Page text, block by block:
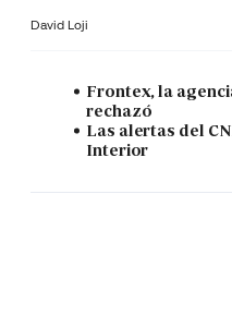
David Loji
Frontex, la
rechazó
Las alertas del
Interior